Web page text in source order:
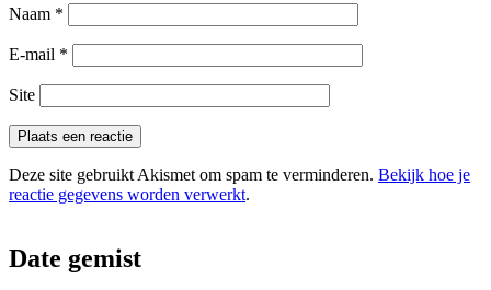
Naam *
E-mail *
Site
Deze site gebruikt Akismet om spam te verminderen. Bekijk hoe je
reactie gegevens worden verwerkt.
Date gemist